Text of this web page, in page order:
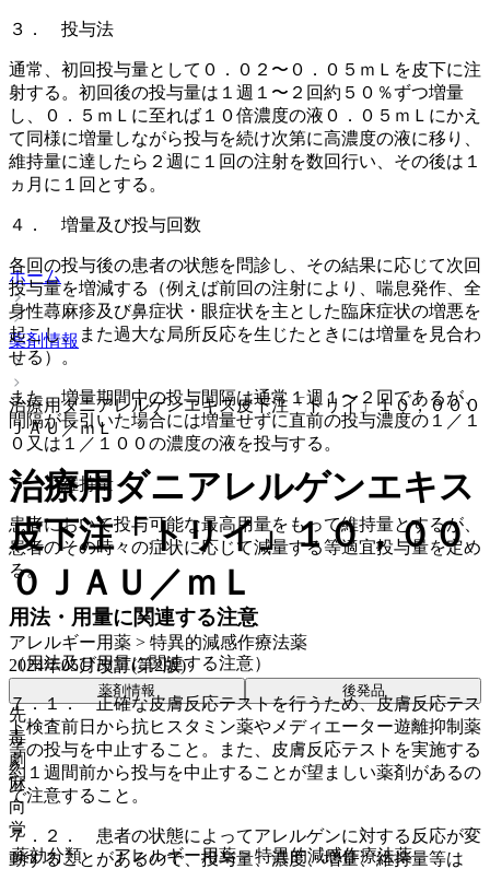
３． 投与法
通常、初回投与量として０．０２〜０．０５ｍＬを皮下に注
射する。初回後の投与量は１週１〜２回約５０％ずつ増量
し、０．５ｍＬに至れば１０倍濃度の液０．０５ｍＬにかえ
て同様に増量しながら投与を続け次第に高濃度の液に移り、
維持量に達したら２週に１回の注射を数回行い、その後は１
ヵ月に１回とする。
４． 増量及び投与回数
各回の投与後の患者の状態を問診し、その結果に応じて次回
投与量を増減する（例えば前回の注射により、喘息発作、全
身性蕁麻疹及び鼻症状・眼症状を主とした臨床症状の増悪を
起こし、また過大な局所反応を生じたときには増量を見合わ
せる）。
また、増量期間中の投与間隔は通常１週１〜２回であるが、
間隔が長引いた場合には増量せずに直前の投与濃度の１／１
０又は１／１００の濃度の液を投与する。
５． 維持量
患者において投与可能な最高用量をもって維持量とするが、
患者のその時々の症状に応じて減量する等適宜投与量を定め
る。
用法・用量に関連する注意
（用法及び用量に関連する注意）
７．１． 正確な皮膚反応テストを行うため、皮膚反応テス
ト検査前日から抗ヒスタミン薬やメディエーター遊離抑制薬
等の投与を中止すること。また、皮膚反応テストを実施する
約１週間前から投与を中止することが望ましい薬剤があるの
で注意すること。
７．２． 患者の状態によってアレルゲンに対する反応が変
動することがあるので、投与量、濃度、増量、維持量等は
ホーム
薬剤情報
治療用ダニアレルゲンエキス皮下注「トリイ」１０，０００
ＪＡＵ／ｍＬ
治療用ダニアレルゲンエキス
皮下注「トリイ」１０，００
０ＪＡＵ／ｍＬ
アレルギー用薬 > 特異的減感作療法薬
2024年05月改訂(第2版)
薬剤情報 後発品
先
毒
劇
麻
向
覚
薬効分類
アレルギー用薬 > 特異的減感作療法薬